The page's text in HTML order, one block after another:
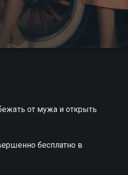
от мужа и открыть
бесплатно в